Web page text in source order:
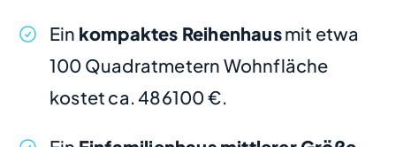
Ein kompaktes Reihenhausmit etwa
100 Quadratmetern Wohnfläche
kostet ca. 486100 €.